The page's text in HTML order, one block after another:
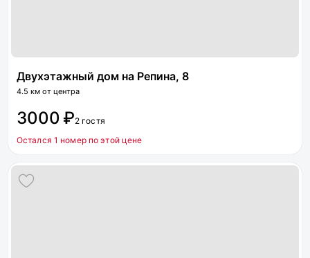
Двухэтажный дом на Репина, 8
4.5 км от центра
3000 ₽2 гостя
Остался 1 номер по этой цене